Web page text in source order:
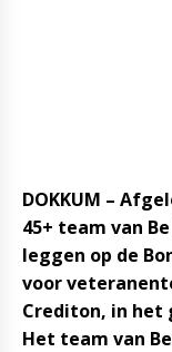
DOKKUM –
45+ team van
leggen op de
voor
Crediton, in het
Het team van